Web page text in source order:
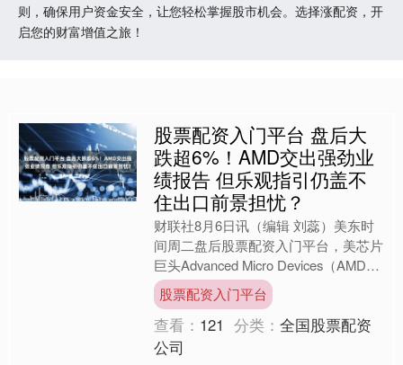
则，确保用户资金安全，让您轻松掌握股市机会。选择涨配资，开
启您的财富增值之旅！
股票配资入门平台 盘后大
跌超6%！AMD交出强劲业
绩报告 但乐观指引仍盖不
住出口前景担忧？
财联社8月6日讯（编辑 刘蕊）美东时
间周二盘后股票配资入门平台，美芯片
巨头Advanced Micro Devices（AMD）
公布了第二财季财报。 财报显示，....
股票配资入门平台
查看： 121 分类：全国股票配资
公司